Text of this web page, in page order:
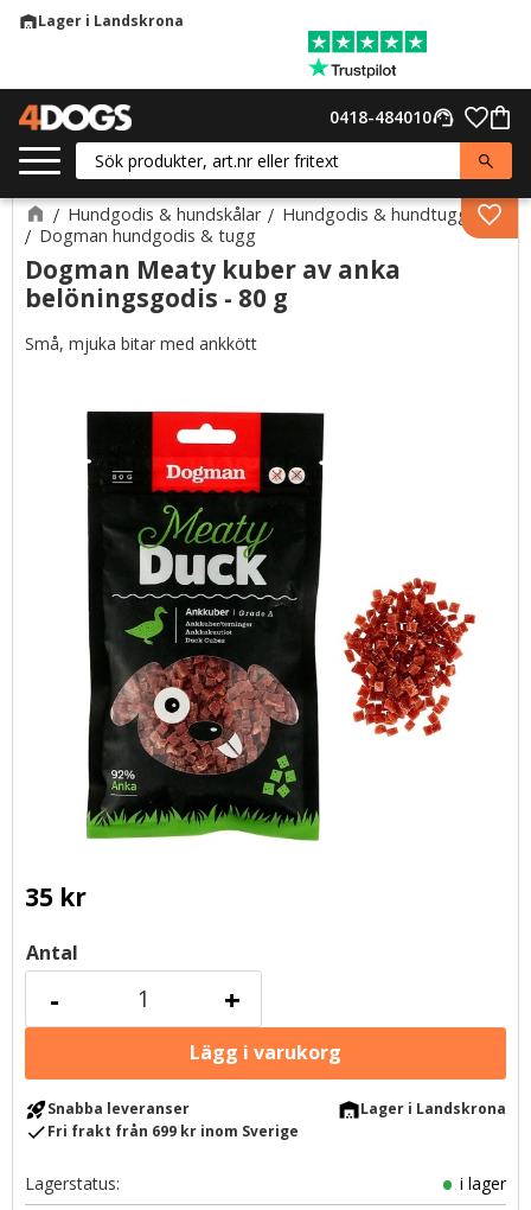
warehouseLager i Landskrona
support_agent
0418-484010
Hundgodis & hundskålar
Hundgodis & hundtugg
Dogman hundgodis & tugg
Dogman Meaty kuber av anka
belöningsgodis - 80 g
Små, mjuka bitar med ankkött
35 kr
Antal
+
-
rocket_launchSnabba leveranser warehouseLager i Landskrona
checkFri frakt från 699 kr inom Sverige
Lagerstatus
i lager